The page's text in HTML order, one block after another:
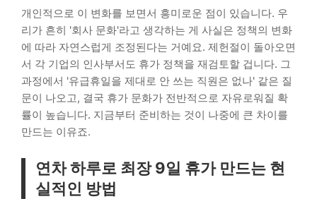
개인적으로 이 변화를 보면서 흥미로운 점이 있습니다. 우
리가 흔히 '회사 문화'라고 생각하는 게 사실은 정책의 변화
에 따라 자연스럽게 조정된다는 거예요. 제헌절이 돌아오면
서 각 기업의 인사부서도 휴가 정책을 재검토할 겁니다. 그
과정에서 '유급휴일을 제대로 안 쓰는 직원은 없나' 같은 질
문이 나오고, 결국 휴가 문화가 전반적으로 자유로워질 확
률이 높습니다. 지금부터 준비하는 것이 나중에 큰 차이를
만드는 이유죠.
연차 하루로 최장 9일 휴가 만드는 현
실적인 방법